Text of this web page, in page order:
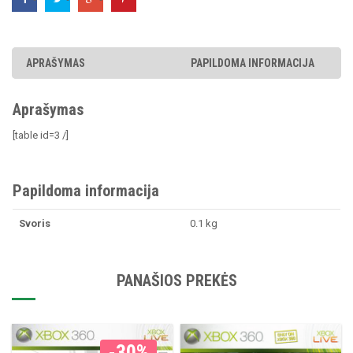
APRAŠYMAS PAPILDOMA INFORMACIJA
Aprašymas
[table id=3 /]
Papildoma informacija
Svoris 0.1 kg
PANAŠIOS PREKĖS